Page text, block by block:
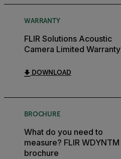
WARRANTY
FLIR Solutions Acoustic
Camera Limited Warranty
DOWNLOAD
BROCHURE
What do you need to
measure? FLIR WDYNTM
brochure